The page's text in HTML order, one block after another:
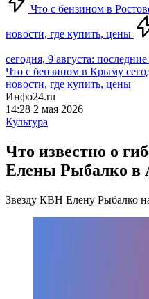
Что с бензином в
новости, где купить, цены
сегодня, 9 августа:
Что с бензином в Крыму
новости, где купить, цены
Инфо24.ru
14:28 2 мая 2026
Культура
Что известно о
Елены Рыбалко в
Звезду КВН Елену Рыбалко